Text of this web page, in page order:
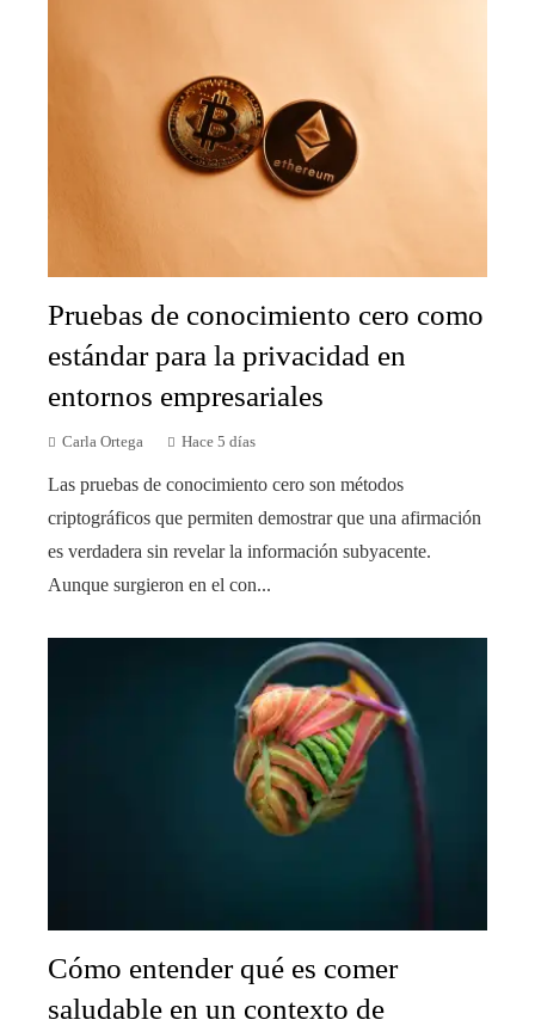
Pruebas de conocimiento cero como
estándar para la privacidad en
entornos empresariales
Carla Ortega Hace 5 días
Las pruebas de conocimiento cero son métodos
criptográficos que permiten demostrar que una afirmación
es verdadera sin revelar la información subyacente.
Aunque surgieron en el con...
Cómo entender qué es comer
saludable en un contexto de